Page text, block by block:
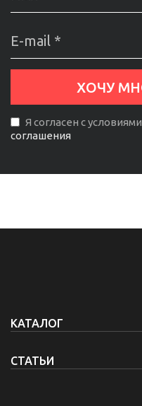
Я согласен с условиями
соглашения
КАТАЛОГ
СТАТЬИ